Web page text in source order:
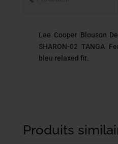
Lee Cooper Blouson
SHARON-02 TANGA
bleu relaxed fit.
Produits